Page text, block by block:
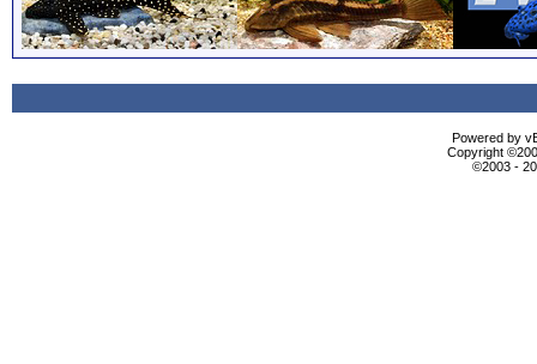
Powered by
Copyright
©2003 -